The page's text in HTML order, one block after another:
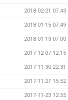
2018-02-21 07:43
2018-01-15 07:49
2018-01-13 07:00
2017-12-07 12:15
2017-11-30 22:31
2017-11-27 15:52
2017-11-23 12:55